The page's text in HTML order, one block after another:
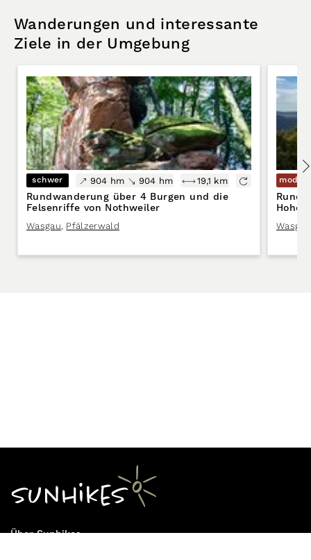
Wanderungen und interessante
Ziele in der Umgebung
schwer 904 hm 904 hm 19,1 km
Rundwanderung über 4 Burgen und die
Felsenriffe von Nothweiler
Wasgau, Pfälzerwald Wasgau
Über Sunhikes